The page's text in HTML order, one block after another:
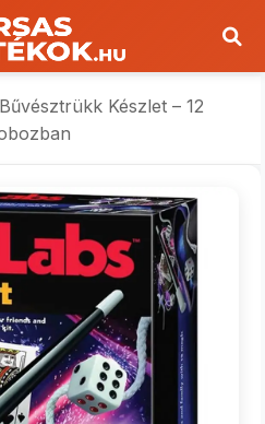
Készlet – 12